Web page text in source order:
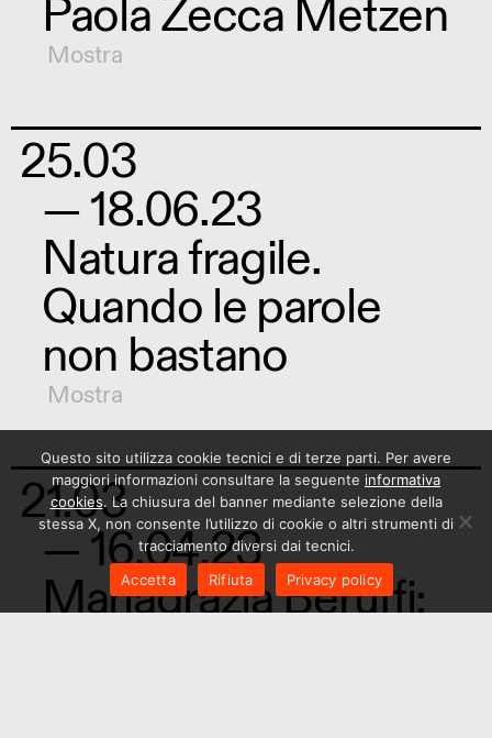
Paola Zecca Metzen
Mostra
25.03
— 18.06.23
Natura fragile.
Quando le parole
non bastano
Mostra
21.03
— 16.04.23
Mariagrazia Beruffi:
Questo sito utilizza cookie tecnici e di terze parti. Per avere
maggiori informazioni consultare la seguente informativa
cookies. La chiusura del banner mediante selezione della
stessa X, non consente l’utilizzo di cookie o altri strumenti di
tracciamento diversi dai tecnici.
Accetta
Rifiuta Privacy policy